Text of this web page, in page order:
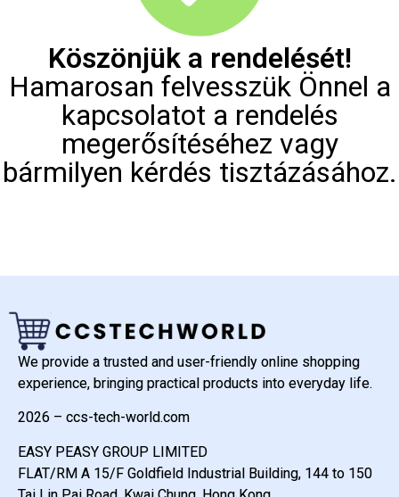
Köszönjük a rendelését!
Hamarosan felvesszük Önnel a
kapcsolatot a rendelés
megerősítéséhez vagy
bármilyen kérdés tisztázásához.
We provide a trusted and user-friendly online shopping
experience, bringing practical products into everyday life.
2026 – ccs-tech-world.com
EASY PEASY GROUP LIMITED
FLAT/RM A 15/F Goldfield Industrial Building, 144 to 150